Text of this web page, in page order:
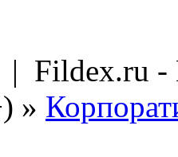
| Fildex.ru -
»